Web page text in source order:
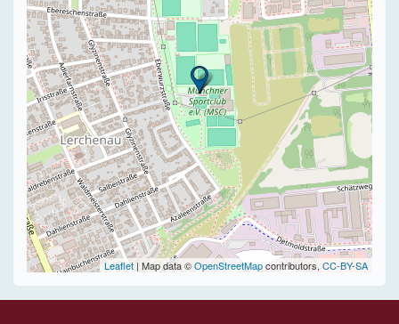
Leaflet | Map data ©OpenStreetMapcontributors, CC-BY-SA